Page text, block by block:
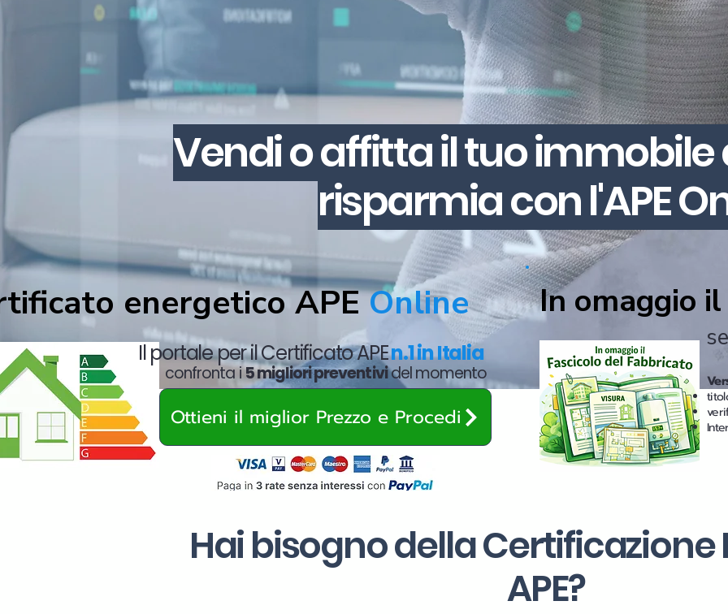
Vendi o affitta il tuo immobile
risparmia con l'APE
energetico APEOnline
Ottieni il miglior Prezzo e Procedi
Il portale per il Certificato APEn.1 in Italia
confronta i5 migliori preventividel momento
In omaggio
Hai bisogno della Certificazione
APE?